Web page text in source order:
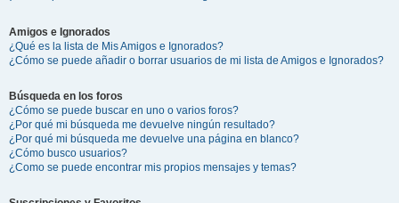
Amigos e Ignorados
¿Qué es la lista de Mis Amigos e Ignorados?
¿Cómo se puede añadir o borrar usuarios de mi lista de Amigos e Ignorados?
Búsqueda en los foros
¿Cómo se puede buscar en uno o varios foros?
¿Por qué mi búsqueda me devuelve ningún resultado?
¿Por qué mi búsqueda me devuelve una página en blanco?
¿Cómo busco usuarios?
¿Como se puede encontrar mis propios mensajes y temas?